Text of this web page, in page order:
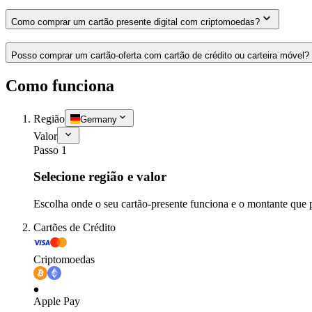
Como comprar um cartão presente digital com criptomoedas?
Posso comprar um cartão-oferta com cartão de crédito ou carteira móvel?
Como funciona
Região Germany
Valor
Passo 1
Selecione região e valor
Escolha onde o seu cartão-presente funciona e o montante que
Cartões de Crédito
Criptomoedas
Apple Pay